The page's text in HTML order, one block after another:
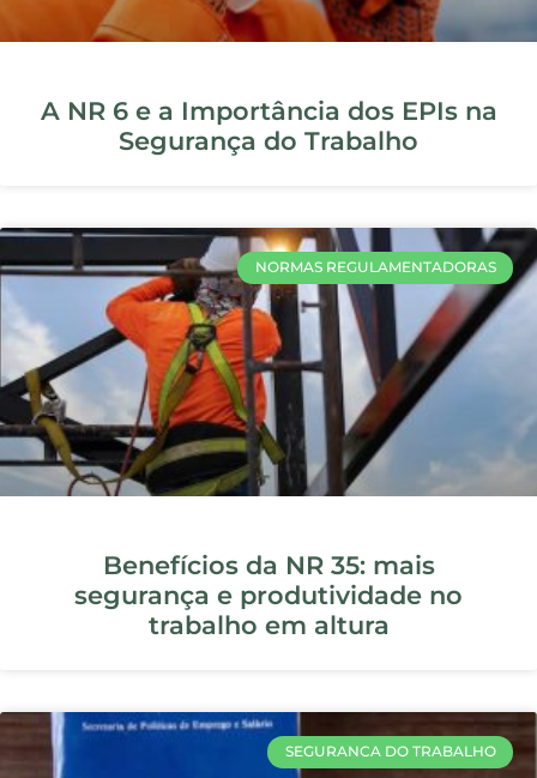
NR 23: Prevenção e Combate a
Incêndios no Ambiente de Trabalho